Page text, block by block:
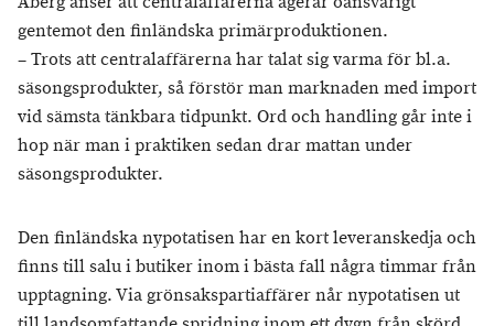
gentemot den finländska primärproduktionen.
– Trots att centralaffärerna har talat sig varma för bl.a.
säsongsprodukter, så förstör man marknaden med import
vid sämsta tänkbara tidpunkt. Ord och handling går inte i
hop när man i praktiken sedan drar mattan under
säsongsprodukter.
Den finländska nypotatisen har en kort leveranskedja och
finns till salu i butiker inom i bästa fall några timmar från
upptagning. Via grönsakspartiaffärer når nypotatisen ut